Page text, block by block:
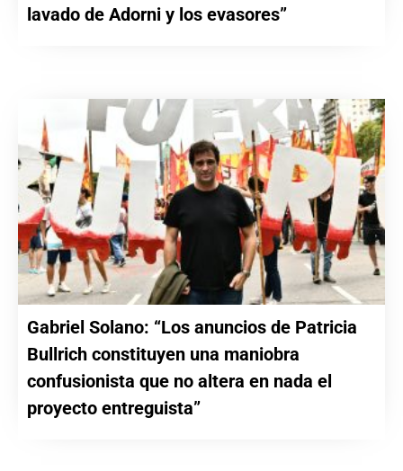
lavado de Adorni y los evasores”
Gabriel Solano: “Los anuncios de Patricia
Bullrich constituyen una maniobra
confusionista que no altera en nada el
proyecto entreguista”